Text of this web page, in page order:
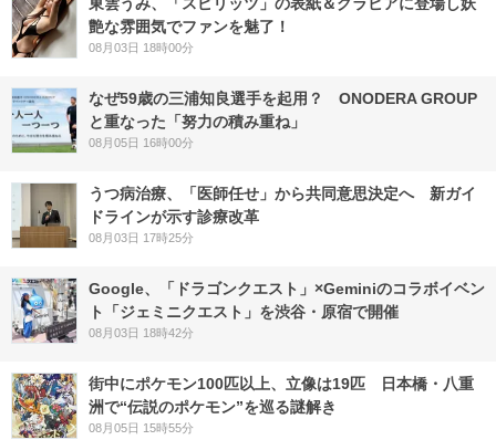
艶な雰囲気でファンを魅了！
08月03日 18時00分
なぜ59歳の三浦知良選手を起用？ ONODERA GROUP
と重なった「努力の積み重ね」
08月05日 16時00分
うつ病治療、「医師任せ」から共同意思決定へ 新ガイ
ドラインが示す診療改革
08月03日 17時25分
Google、「ドラゴンクエスト」×Geminiのコラボイベン
ト「ジェミニクエスト」を渋谷・原宿で開催
08月03日 18時42分
街中にポケモン100匹以上、立像は19匹 日本橋・八重
洲で“伝説のポケモン”を巡る謎解き
08月05日 15時55分